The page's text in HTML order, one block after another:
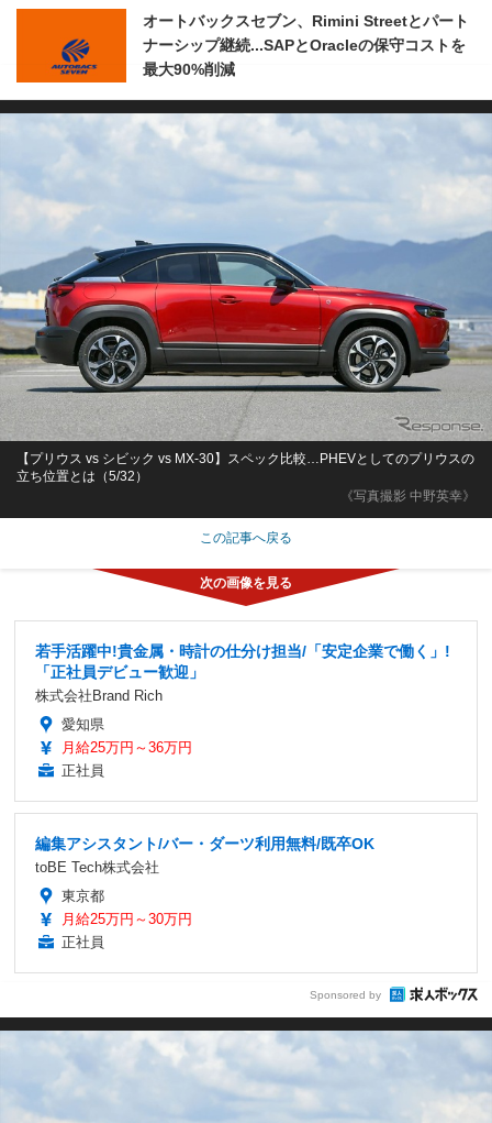
オートバックスセブン、Rimini Streetとパート
ナーシップ継続...SAPとOracleの保守コストを
最大90%削減
《写真撮影 中野英幸》
【プリウス vs シビック vs MX-30】スペック比較…PHEVとしてのプリウスの
立ち位置とは（5/32）
この記事へ戻る
若手活躍中!貴金属・時計の仕分け担当/「安定企業で働く」!
「正社員デビュー歓迎」
株式会社Brand Rich
愛知県
月給25万円～36万円
正社員
編集アシスタント/バー・ダーツ利用無料/既卒OK
toBE Tech株式会社
東京都
月給25万円～30万円
正社員
Sponsored by